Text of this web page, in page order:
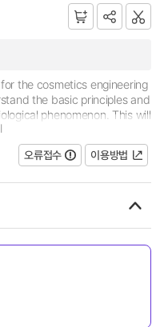
the cosmetics engineering
the basic principles and
phenomenon. This will
relating skin and bi...
오류접수 이용방법